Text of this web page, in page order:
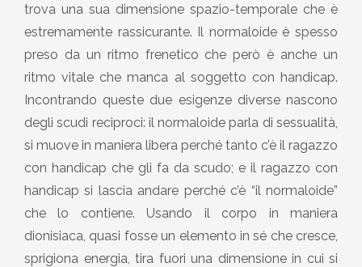
trova una sua dimensione spazio-temporale che è
estremamente rassicurante. Il normaloide è spesso
preso da un ritmo frenetico che però è anche un
ritmo vitale che manca al soggetto con handicap.
Incontrando queste due esigenze diverse nascono
degli scudi reciproci: il normaloide parla di sessualità,
si muove in maniera libera perché tanto c’è il ragazzo
con handicap che gli fa da scudo; e il ragazzo con
handicap si lascia andare perché c’è “il normaloide”
che lo contiene. Usando il corpo in maniera
dionisiaca, quasi fosse un elemento in sé che cresce,
sprigiona energia, tira fuori una dimensione in cui si